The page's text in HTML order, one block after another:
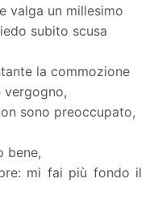
valga un millesimo
subito scusa
la commozione
vergogno,
sono preoccupato,
bene,
mi fai più fondo il